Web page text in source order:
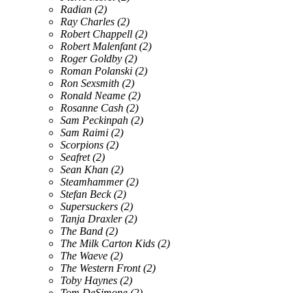
Radian (2)
Ray Charles (2)
Robert Chappell (2)
Robert Malenfant (2)
Roger Goldby (2)
Roman Polanski (2)
Ron Sexsmith (2)
Ronald Neame (2)
Rosanne Cash (2)
Sam Peckinpah (2)
Sam Raimi (2)
Scorpions (2)
Seafret (2)
Sean Khan (2)
Steamhammer (2)
Stefan Beck (2)
Supersuckers (2)
Tanja Draxler (2)
The Band (2)
The Milk Carton Kids (2)
The Waeve (2)
The Western Front(2)
Toby Haynes (2)